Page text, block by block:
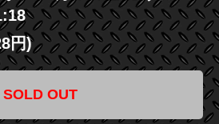
円)
SOLD OUT